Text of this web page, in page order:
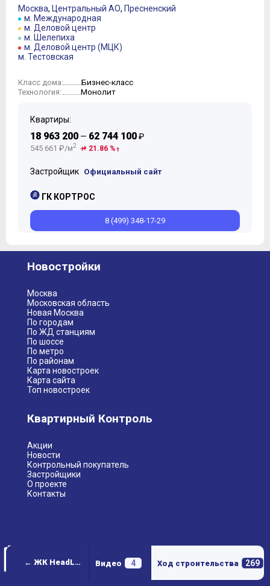
← ЖК HeadLiner (Хедлайнер) Видео 4 Ход строительства 269
6
7
8
9
10
12
13
Москва, Центральный АО, Пресненский
м. Международная
м. Деловой центр
м. Шелепиха
м. Деловой центр (МЦК)
м. Тестовская
Класс дома: Бизнес-класс
Технология: Монолит
Квартиры:
18 963 200 — 62 744 100₽
545 661 ₽/м2 + 21.86 %
Застройщик Официальный сайт
ГК КОРТРОС
8 (499) 348-17-29
Новостройки
Москва
Московская область
Новая Москва
По городам
По ЖД станциям
По шоссе
По метро
По районам
Карта новостроек
Карта сайта
Топ новостроек
Квартирный Контроль
Акции
Новости
Контрольный покупатель
Застройщики
О проекте
Контакты